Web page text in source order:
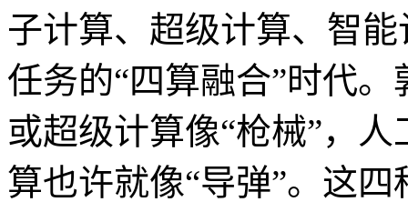
子计算、超级计算、智
任务的“四算融合”时代
或超级计算像“枪械”，
算也许就像“导弹”。这